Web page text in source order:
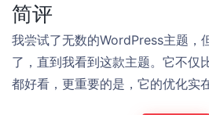
简评
我尝试了无数的WordPress主题，
了，直到我看到这款主题。它不仅
都好看，更重要的是，它的优化实